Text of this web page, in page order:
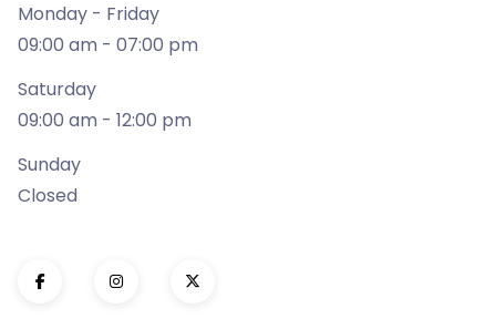
Monday - Friday
09:00 am - 07:00 pm
Saturday
09:00 am - 12:00 pm
Sunday
Closed